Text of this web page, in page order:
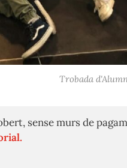
Trobada
sense murs de